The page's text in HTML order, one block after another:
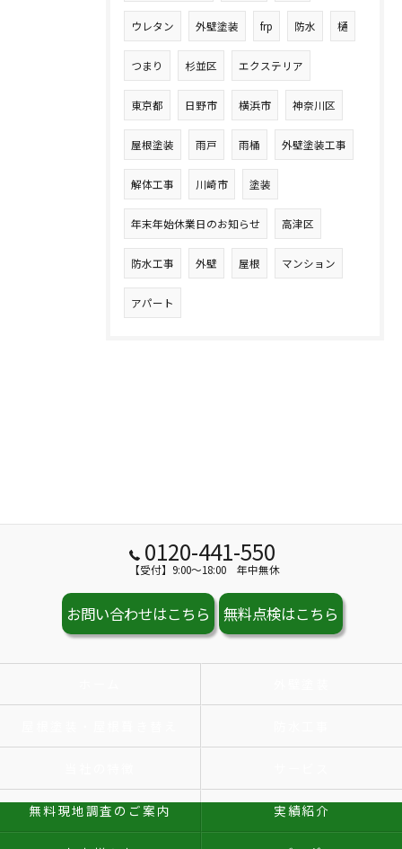
ウレタン 外壁塗装 frp 防水 樋
つまり 杉並区 エクステリア
東京都 日野市 横浜市 神奈川区
屋根塗装 雨戸 雨桶 外壁塗装工事
解体工事 川崎市 塗装
年末年始休業日のお知らせ 高津区
防水工事 外壁 屋根 マンション
アパート
0120-441-550
【受付】9:00～18:00 年中無休
お問い合わせはこちら 無料点検はこちら
無料現地調査のご案内 実績紹介